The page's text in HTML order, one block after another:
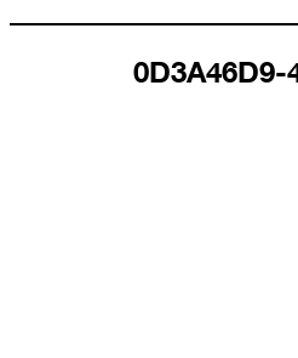
0D3A46D9-